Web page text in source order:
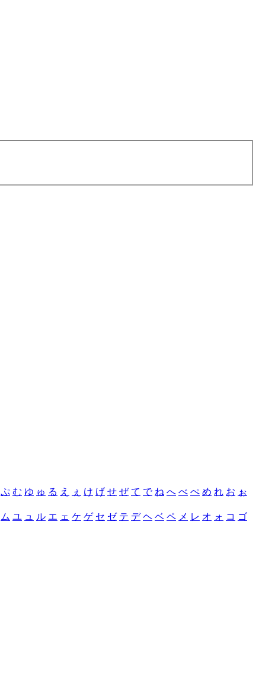
ぷ む ゆ ゅ る え ぇ け げ せ ぜ て で ね へ べ ぺ め れ お ぉ
ム ユ ュ ル エ ェ ケ ゲ セ ゼ テ デ ヘ ベ ペ メ レ オ ォ コ ゴ